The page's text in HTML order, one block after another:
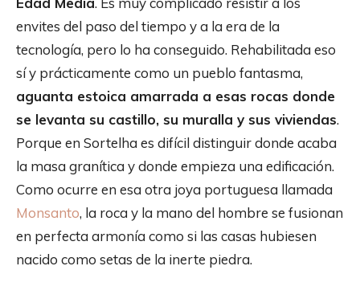
envites del paso del tiempo y a la era de la
tecnología, pero lo ha conseguido. Rehabilitada eso
sí y prácticamente como un pueblo fantasma,
aguanta estoica amarrada a esas rocas donde
se levanta su castillo, su muralla y sus viviendas.
Porque en Sortelha es difícil distinguir donde acaba
la masa granítica y donde empieza una edificación.
Como ocurre en esa otra joya portuguesa llamada
Monsanto, la roca y la mano del hombre se fusionan
en perfecta armonía como si las casas hubiesen
nacido como setas de la inerte piedra.